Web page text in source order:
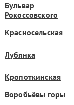
Бульвар
Рокоссовского
Красносельская
Лубянка
Кропоткинская
Воробьёвы горы